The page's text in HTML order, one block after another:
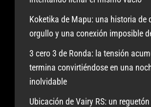
Koketika de Mapu: una historia de
orgullo y una conexión imposible
3 cero 3 de Ronda: la tensión
termina convirtiéndose en una
inolvidable
Ubicación de Vairy RS: un